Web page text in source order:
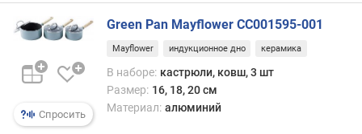
т
з
ы
в
м
Спросить
Green Pan Mayflower CC001595-001
Mayflower индукционное дно керамика
В наборе: кастрюли, ковш, 3 шт
Размер: 16, 18, 20 см
Материал: алюминий